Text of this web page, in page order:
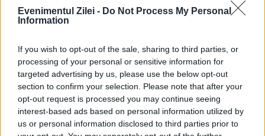
Evenimentul Zilei - Do Not Process My Personal
Information
If you wish to opt-out of the sale, sharing to third parties, or
processing of your personal or sensitive information for
targeted advertising by us, please use the below opt-out
section to confirm your selection. Please note that after your
opt-out request is processed you may continue seeing
interest-based ads based on personal information utilized by
us or personal information disclosed to third parties prior to
descoperi ANAF și, mai ales, ce măsuri se
vor impune, având în vedere că rromul din
Timișoara este, de departe, cel mai bogat
din țară.
Avere din cerșetorie